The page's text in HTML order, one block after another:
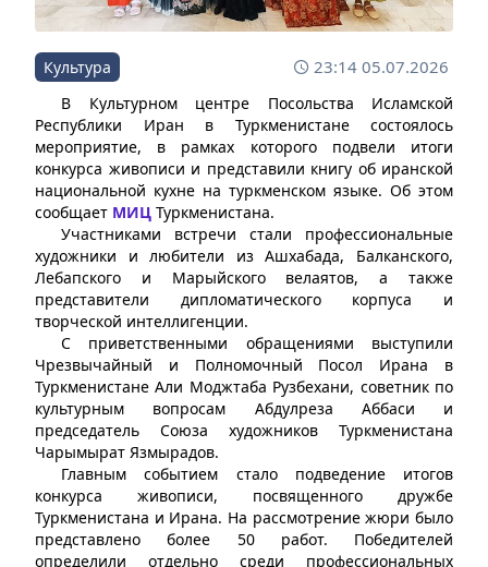
Культура 23:14 05.07.2026
В Культурном центре Посольства Исламской
Республики Иран в Туркменистане состоялось
мероприятие, в рамках которого подвели итоги
конкурса живописи и представили книгу об иранской
национальной кухне на туркменском языке. Об этом
сообщает МИЦ Туркменистана.
Участниками встречи стали профессиональные
художники и любители из Ашхабада, Балканского,
Лебапского и Марыйского велаятов, а также
представители дипломатического корпуса и
творческой интеллигенции.
С приветственными обращениями выступили
Чрезвычайный и Полномочный Посол Ирана в
Туркменистане Али Моджтаба Рузбехани, советник по
культурным вопросам Абдулреза Аббаси и
председатель Союза художников Туркменистана
Чарымырат Язмырадов.
Главным событием стало подведение итогов
конкурса живописи, посвященного дружбе
Туркменистана и Ирана. На рассмотрение жюри было
представлено более 50 работ. Победителей
определили отдельно среди профессиональных